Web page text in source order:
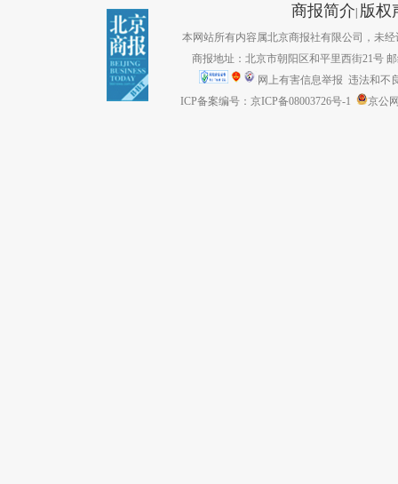
商报简介| 版权
本网站所有内容属北京商报社有限公司，未经
商报地址：北京市朝阳区和平里西街21号
网上有害信息举报 违法和不
ICP备案编号：京ICP备08003726号-1
京公